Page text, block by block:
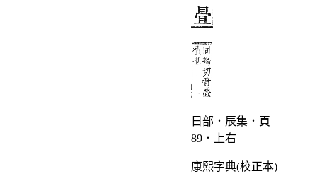
日部．辰集．頁
89．上右
康熙字典(校正本)